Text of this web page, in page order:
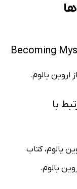
اروین یالوم.
با
یالوم، کتاب
یالوم.